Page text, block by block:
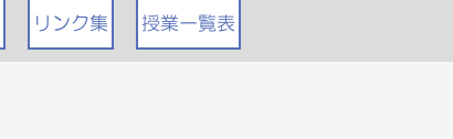
リンク集 授業一覧表